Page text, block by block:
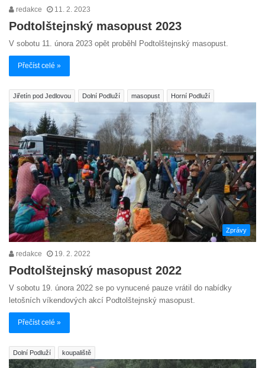
redakce 11. 2. 2023
Podtolštejnský masopust 2023
V sobotu 11. února 2023 opět proběhl Podtolštejnský masopust.
Přečíst celé »
Jiřetín pod Jedlovou Dolní Podluží masopust Horní Podluží
Zprávy
redakce 19. 2. 2022
Podtolštejnský masopust 2022
V sobotu 19. února 2022 se po vynucené pauze vrátil do nabídky
letošních víkendových akcí Podtolštejnský masopust.
Přečíst celé »
Dolní Podluží koupaliště